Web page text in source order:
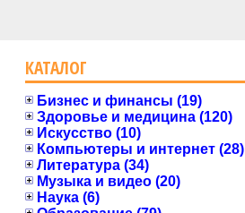
КАТАЛОГ
Бизнес и финансы (19)
Здоровье и медицина (120)
Искусство (10)
Компьютеры и интернет (28)
Литература (34)
Музыка и видео (20)
Наука (6)